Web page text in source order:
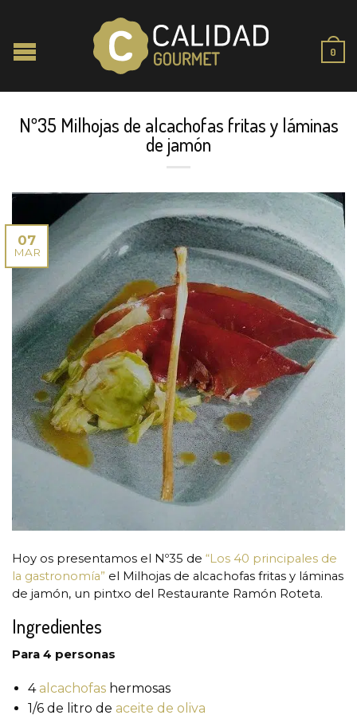
0
Nº35 Milhojas de alcachofas fritas y láminas
de jamón
07
MAR
Hoy os presentamos el Nº35 de “Los 40 principales de
la gastronomía” el Milhojas de alcachofas fritas y láminas
de jamón, un pintxo del Restaurante Ramón Roteta.
Ingredientes
Para 4 personas
4 alcachofas hermosas
1/6 de litro de aceite de oliva